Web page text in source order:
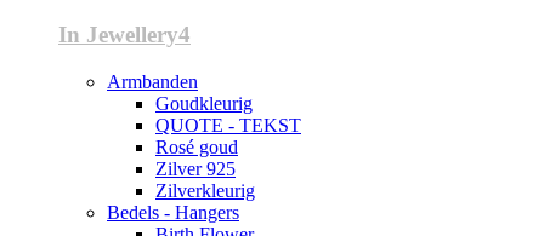
In Jewellery4
Armbanden
Goudkleurig
QUOTE - TEKST
Rosé goud
Zilver 925
Zilverkleurig
Bedels - Hangers